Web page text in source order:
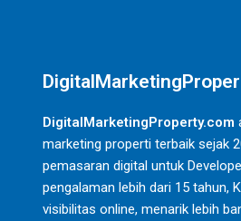
DigitalMarketingProperty.com
marketing properti terbaik sejak
pemasaran digital untuk
pengalaman lebih dari 15 tahun,
visibilitas online, menarik lebih